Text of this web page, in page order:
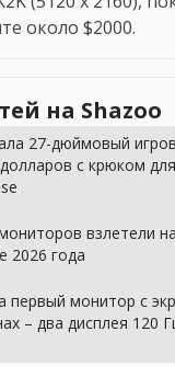
около $2000.
на Shazoo
27-дюймовый
с крюком для
взлетели
2026 года
первый монитор с
– два дисплея 120